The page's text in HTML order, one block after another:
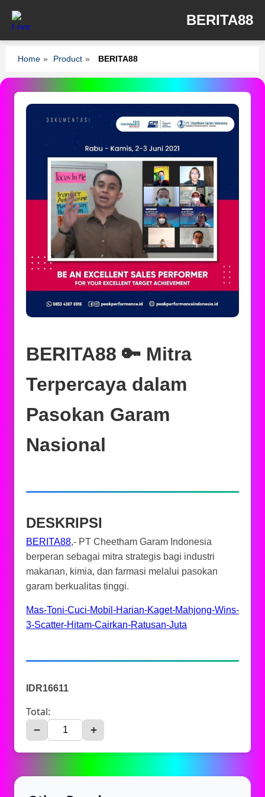
BERITA88
Home » Product » BERITA88
BERITA88 🔑 Mitra
Terpercaya dalam
Pasokan Garam
Nasional
DESKRIPSI
BERITA88,- PT Cheetham Garam Indonesia
berperan sebagai mitra strategis bagi industri
makanan, kimia, dan farmasi melalui pasokan
garam berkualitas tinggi.
Mas-Toni-Cuci-Mobil-Harian-Kaget-Mahjong-Wins-
3-Scatter-Hitam-Cairkan-Ratusan-Juta
IDR16611
Total:
− +